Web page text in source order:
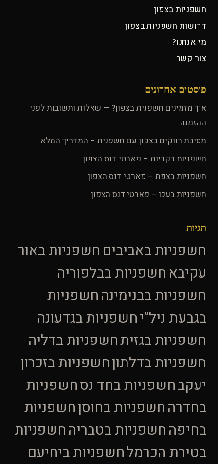
חשפניות בצפון
דרושות חשפניות בצפון
מי אנחנו?
צור קשר
פוסטים אחרונים
איך מזמינים חשפנית בצפון? — שאלות ותשובות לפני
ההזמנה
מסיבת רווקים בצפון עם חשפנית – המדריך המלא
חשפניות בקריות – פארטי דנס הצפון
חשפניות בצפת – פארטי דנס הצפון
חשפניות בעכו – פארטי דנס הצפון
תגיות
חשפניות באביבים חשפניות באור
עקיבאחשפניות בבלפוריה
חשפניות בבנימינהחשפניות
בגבעת ניל”יחשפניות בגדעונה
חשפניות בגזיתחשפניות בדליה
חשפניות בדלתוןחשפניות בזכרון
יעקבחשפניות בחד נסחשפניות
בחדרהחשפניות בחוסןחשפניות
בחיפהחשפניות בטבריהחשפניות
בטירת הכרמלחשפניות ביחיעם